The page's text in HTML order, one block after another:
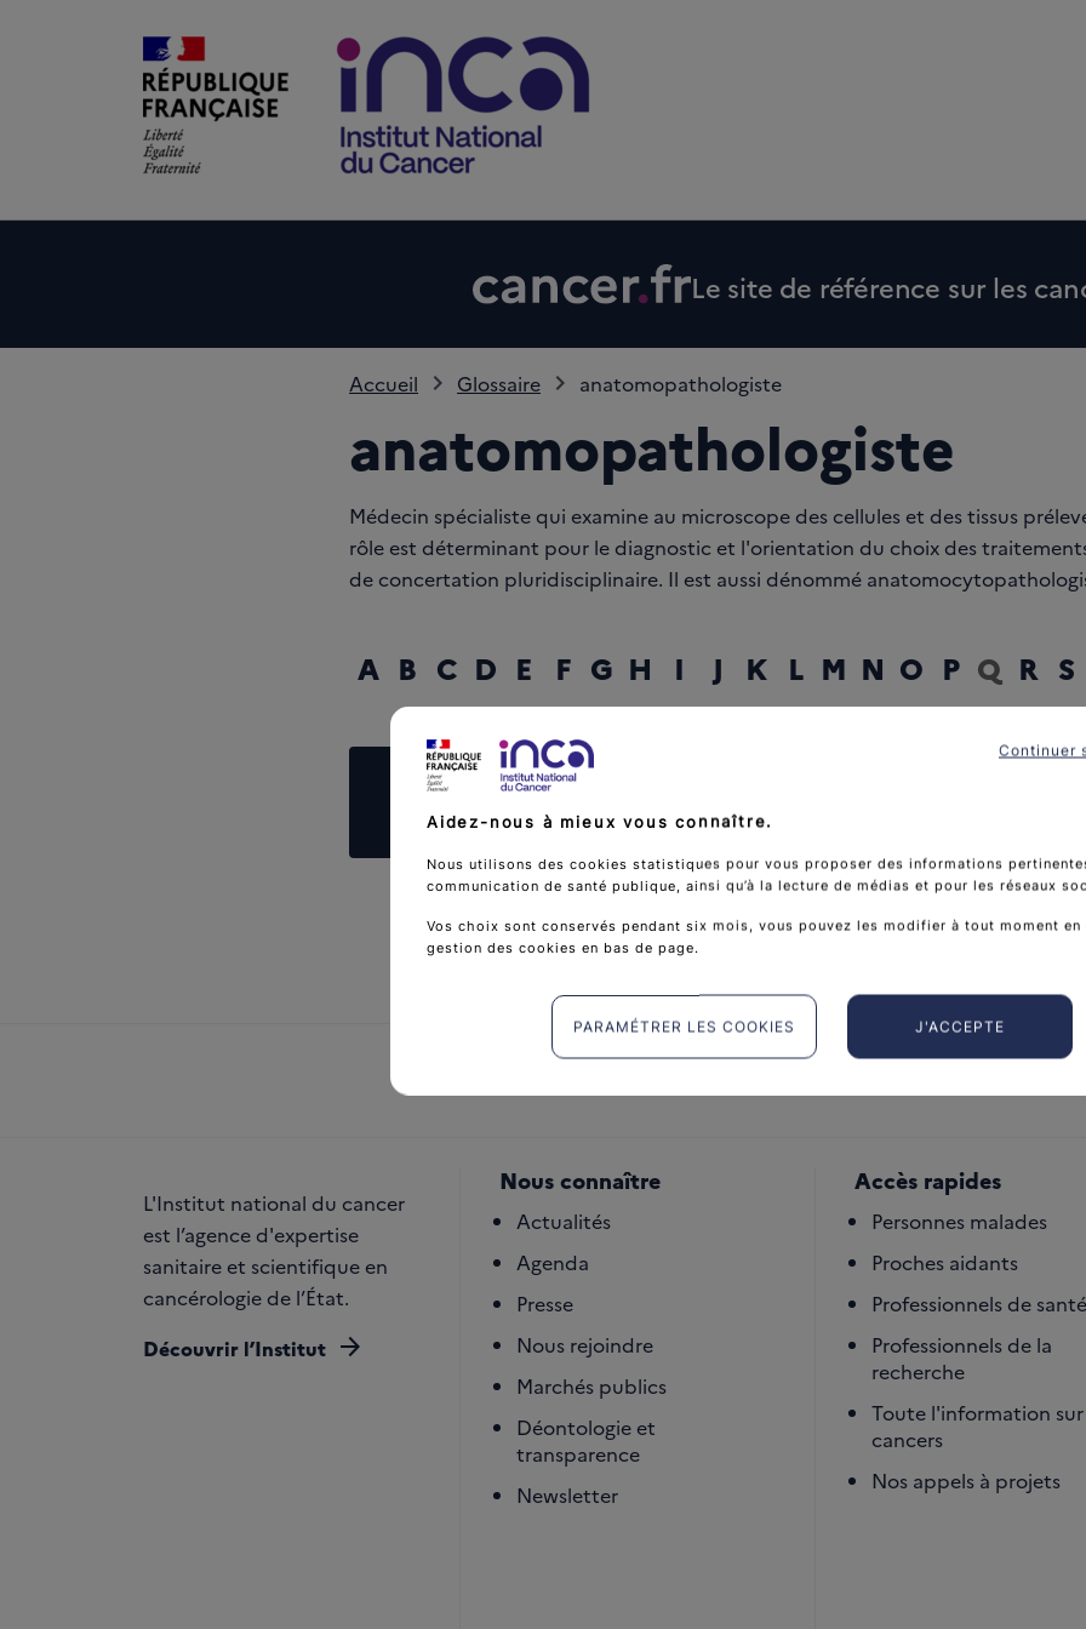
Le site de référence sur les
Accueil Glossaire anatomopathologiste
anatomopathologiste
Médecin spécialiste qui examine au microscope des cellules et des tissus
rôle est déterminant pour le diagnostic et l'orientation du choix des
de concertation pluridisciplinaire. Il est aussi dénommé
A B C D E F G H I J K L M N O P Q R S
Rechercher un mot
L'Institut national du cancer
est l’agence d'expertise
sanitaire et scientifique en
cancérologie de l’État.
Découvrir l’Institut arrow_forward
Nous connaître
Actualités
Agenda
Presse
Nous rejoindre
Marchés publics
Déontologie et
transparence
Newsletter
Accès rapides
Personnes malades
Proches aidants
Professionnels de santé
Professionnels de la
recherche
Toute l'information sur
cancers
Nos appels à projets
Aidez-nous à mieux vous connaître.
Nous utilisons des cookies statistiques pour vous proposer des informations
communication de santé publique, ainsi qu’à la lecture de médias et pour les réseaux
Vos choix sont conservés pendant six mois, vous pouvez les modifier à tout moment en
gestion des cookies en bas de page.
J'ACCEPTE
PARAMÉTRER LES COOKIES
Continuer